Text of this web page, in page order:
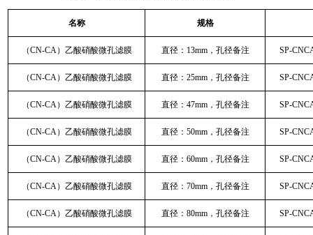
名称 规格
（CN-CA）乙酸硝酸微孔滤膜 直径：13mm，孔径备注 SP-
（CN-CA）乙酸硝酸微孔滤膜 直径：25mm，孔径备注 SP-
（CN-CA）乙酸硝酸微孔滤膜 直径：47mm，孔径备注 SP-
（CN-CA）乙酸硝酸微孔滤膜 直径：50mm，孔径备注 SP-
（CN-CA）乙酸硝酸微孔滤膜 直径：60mm，孔径备注 SP-
（CN-CA）乙酸硝酸微孔滤膜 直径：70mm，孔径备注 SP-
（CN-CA）乙酸硝酸微孔滤膜 直径：80mm，孔径备注 SP-